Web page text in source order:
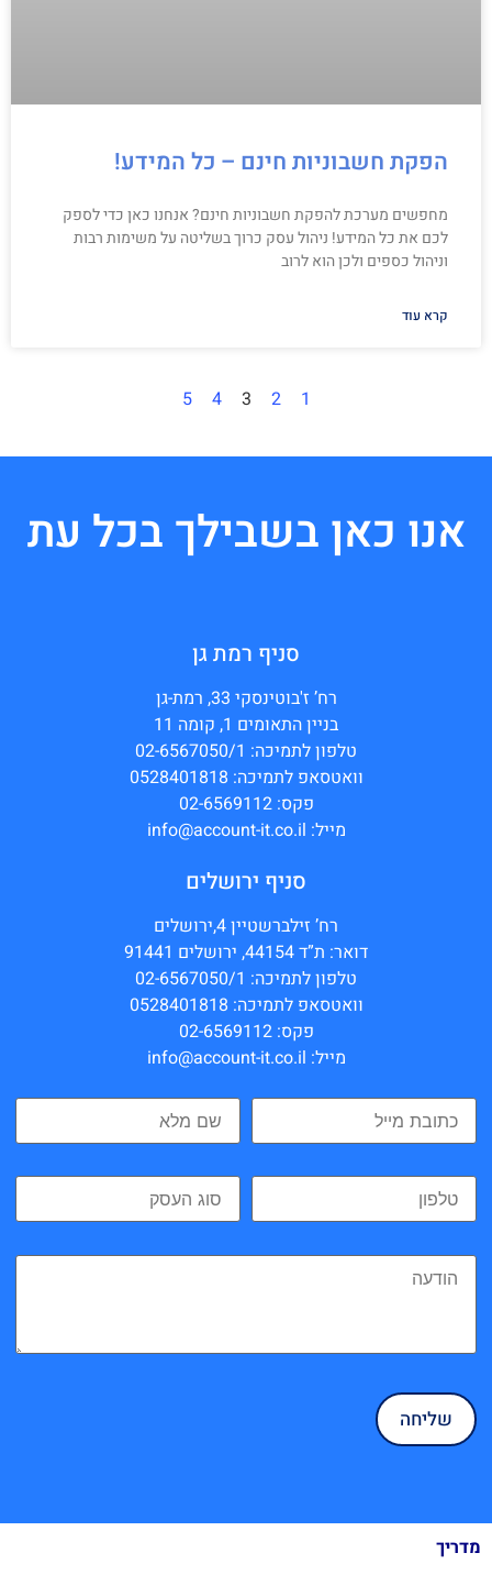
הפקת חשבוניות חינם – כל המידע!
מחפשים מערכת להפקת חשבוניות חינם? אנחנו כאן כדי לספק
לכם את כל המידע! ניהול עסק כרוך בשליטה על משימות רבות
וניהול כספים ולכן הוא לרוב
קרא עוד
1
2
3
4
5
אנו כאן בשבילך בכל עת
סניף רמת גן
רח’ ז'בוטינסקי 33, רמת-גן
בניין התאומים 1, קומה 11
טלפון לתמיכה: 02-6567050/1
וואטסאפ לתמיכה: 0528401818
פקס: 02-6569112
מייל: info@account-it.co.il
סניף ירושלים
רח’ זילברשטיין 4,ירושלים
דואר: ת”ד 44154, ירושלים 91441
טלפון לתמיכה: 02-6567050/1
וואטסאפ לתמיכה: 0528401818
פקס: 02-6569112
מייל: info@account-it.co.il
מדריך